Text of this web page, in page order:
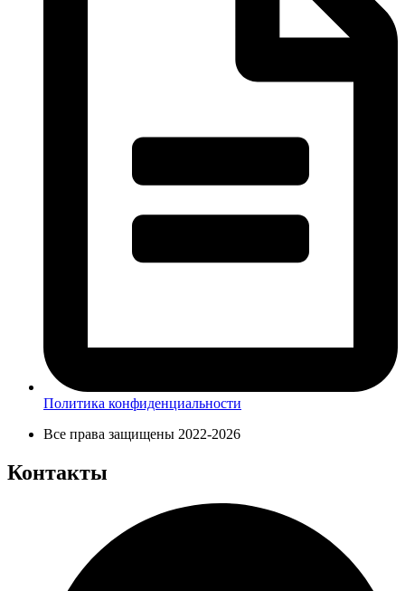
Политика конфиденциальности
Все права защищены 2022-2026
Контакты